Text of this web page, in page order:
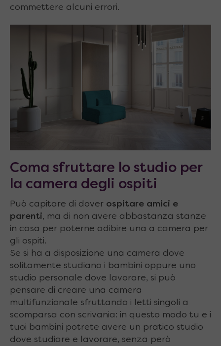
commettere alcuni errori.
Coma sfruttare lo studio per
la camera degli ospiti
Può capitare di dover ospitare amici e
parenti, ma di non avere abbastanza stanze
in casa per poterne adibire una a camera per
gli ospiti.
Se si ha a disposizione una camera dove
solitamente studiano i bambini oppure uno
studio personale dove lavorare, si può
pensare di creare una camera
multifunzionale sfruttando i letti singoli a
scomparsa con scrivania: in questo modo tu e i
tuoi bambini potrete avere un pratico studio
dove studiare e lavorare, senza però